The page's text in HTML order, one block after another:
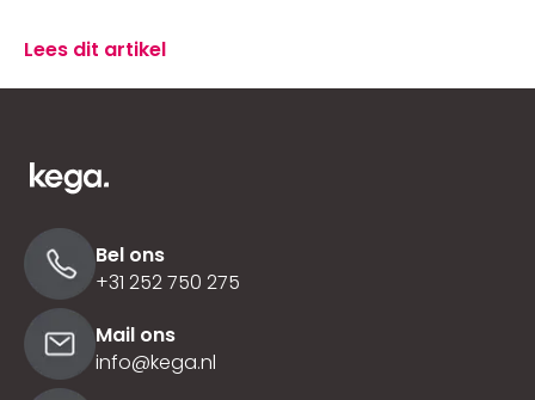
Lees dit artikel
Bel ons
+31 252 750 275
Mail ons
info@kega.nl